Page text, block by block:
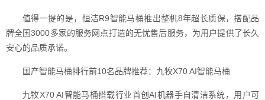
值得一提的是，恒洁R9智能马桶推出整机8年超长质保，搭配品
牌全国3000多家的服务网点打造的无忧售后服务，为用户提供了长久
安心的品质承诺。
国产智能马桶排行前10名品牌推荐：九牧X70 AI智能马桶
九牧X70 AI智能马桶搭载行业首创AI机器手自清洁系统，用户可